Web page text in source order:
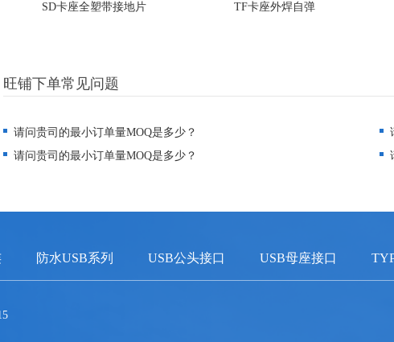
SD卡座全塑带接地片 TF卡座外焊自弹
旺铺下单常见问题
请问贵司的最小订单量MOQ是多少？
请问贵司的最小订单量MOQ是多少？
防水USB系列 USB公头接口 USB母座接口